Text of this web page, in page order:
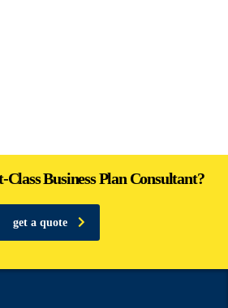
Business Plan Consultant?
get a quote